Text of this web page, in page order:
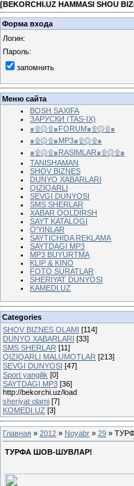
[BEKORCHI.UZ HAMMASI SHOU
Форма входа
Логин:
Пароль:
запомнить
Меню сайта
BOSH SAXIFA
ЗАРУСКИ (TAS-IX)
๑۩۞۩๑FORUM๑۩۞۩๑
๑۩۞۩๑MP3๑۩۞۩๑
๑۩۞۩๑RASIMLAR๑۩۞۩๑
TANISHAMAN
SHOV BIZNES
DUNYO XABARLARI
QIZIQARLI
SEVGI DUNYOSI
SMS SHERLAR
XABAR QOLDIRSH
SAYT KATALOGI
O'YINLAR
SAYTICHIDA REKLAMA
SAYTDAGI MP3
MP3 BUYURTMA
KLIP & KINO
FOTO SURATLAR
SHERIYAT DUNYOSI
KAMEDI.UZ
Categories
SHOV BIZNES OLAMI [114]
DUNYO XABARLARI [33]
SMS SHERLAR [11]
QIZIQARLI MALUMOTLAR [213]
SEVGI DUNYOSI [47]
Sport yangilik [0]
SAYTDAGI MP3 [36]
http://bekorchi.uz/load
sheriyat olami [7]
KOMEDI.UZ [3]
Главная » 2012 » Noyabr » 29 »
ТУРФА ШОВ-ШУВЛАР!